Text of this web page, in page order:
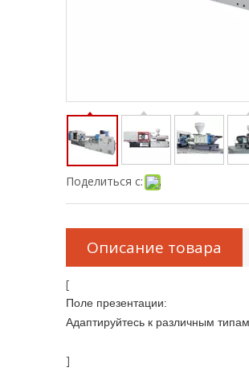
Поделиться с:
Описание товара
[
Поле презентации:
Адаптируйтесь к различным
]